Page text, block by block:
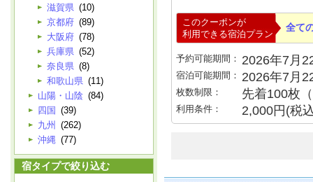
滋賀県 (10)
京都府 (89)
大阪府 (78)
兵庫県 (52)
奈良県 (8)
和歌山県 (11)
山陽・山陰 (84)
四国 (39)
九州
(262)
沖縄 (77)
宿タイプで絞り込む
このクーポンが
利用できる宿泊プラン
全て
予約可能期間： 2026年7月
宿泊可能期間： 2026年7月
枚数制限： 先着100枚
利用条件： 2,000円(税